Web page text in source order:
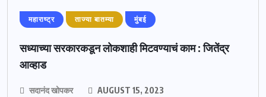
महाराष्ट्र ताज्या बातम्या मुंबई
सध्याच्या सरकारकडून लोकशाही मिटवण्याचं काम : जितेंद्र
आव्हाड
सदानंद खोपकर AUGUST 15, 2023